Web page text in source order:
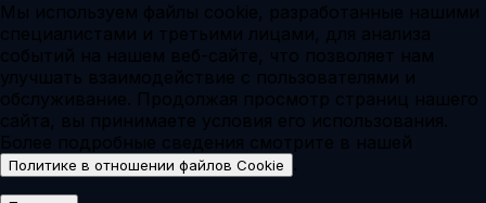
Мы используем файлы cookie, разработанные нашими
специалистами и третьими лицами, для анализа
событий на нашем веб-сайте, что позволяет нам
улучшать взаимодействие с пользователями и
обслуживание. Продолжая просмотр страниц нашего
сайта, вы принимаете условия его использования.
Более подробные сведения смотрите в нашей
Политике в отношении файлов Cookie .